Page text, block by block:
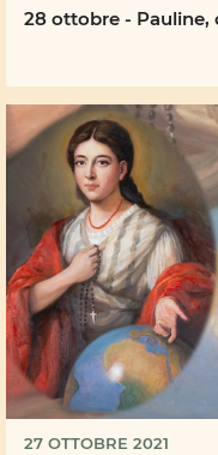
28 ottobre - Pauline,
27 OTTOBRE 2021